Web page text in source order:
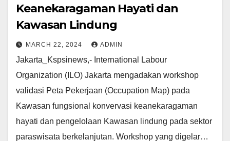
Keanekaragaman Hayati dan
Kawasan Lindung
MARCH 22, 2024 ADMIN
Jakarta_Kspsinews,- International Labour
Organization (ILO) Jakarta mengadakan workshop
validasi Peta Pekerjaan (Occupation Map) pada
Kawasan fungsional konvervasi keanekaragaman
hayati dan pengelolaan Kawasan lindung pada sektor
paraswisata berkelanjutan. Workshop yang digelar…